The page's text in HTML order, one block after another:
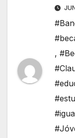
,